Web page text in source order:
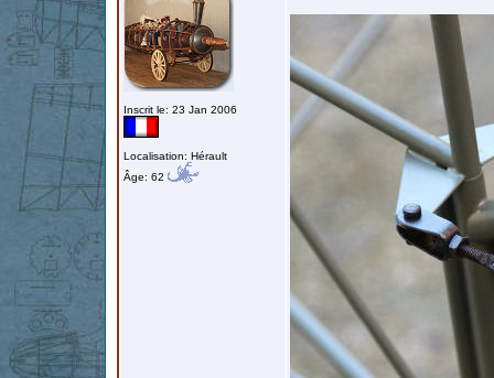
Inscrit le: 23 Jan 2006
Localisation: Hérault
Âge: 62